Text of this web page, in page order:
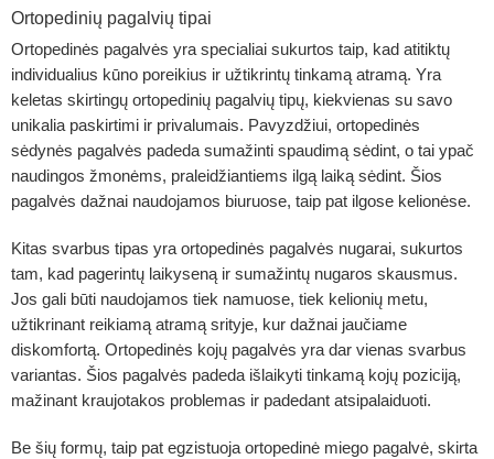
Ortopedinių pagalvių tipai
Ortopedinės pagalvės yra specialiai sukurtos taip, kad atitiktų
individualius kūno poreikius ir užtikrintų tinkamą atramą. Yra
keletas skirtingų ortopedinių pagalvių tipų, kiekvienas su savo
unikalia paskirtimi ir privalumais. Pavyzdžiui, ortopedinės
sėdynės pagalvės padeda sumažinti spaudimą sėdint, o tai ypač
naudingos žmonėms, praleidžiantiems ilgą laiką sėdint. Šios
pagalvės dažnai naudojamos biuruose, taip pat ilgose kelionėse.
Kitas svarbus tipas yraortopedinės pagalvės nugarai, sukurtos
tam, kad pagerintų laikyseną ir sumažintų nugaros skausmus.
Jos gali būti naudojamos tiek namuose, tiek kelionių metu,
užtikrinant reikiamą atramą srityje, kur dažnai jaučiame
diskomfortą. Ortopedinės kojų pagalvės yra dar vienas svarbus
variantas. Šios pagalvės padeda išlaikyti tinkamą kojų poziciją,
mažinant kraujotakos problemas ir padedant atsipalaiduoti.
Be šių formų, taip pat egzistuojaortopedinė miego pagalvė, skirta